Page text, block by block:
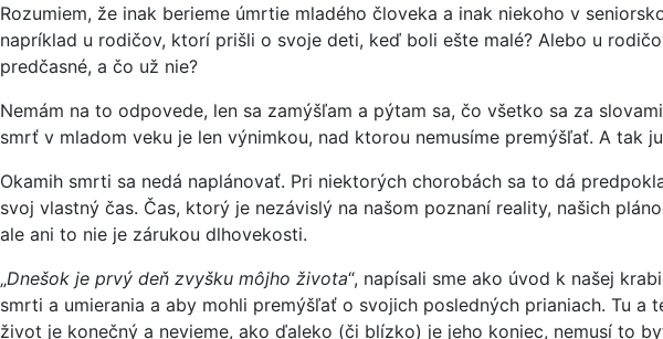
Rozumiem, že inak berieme úmrtie mladého človeka a inak niekoho v
napríklad u rodičov, ktorí prišli o svoje deti, keď boli ešte malé? Alebo u
predčasné, a čo už nie?
Nemám na to odpovede, len sa zamýšľam a pýtam sa, čo všetko sa za
smrť v mladom veku je len výnimkou, nad ktorou nemusíme premýšľať. A tak
Okamih smrti sa nedá naplánovať. Pri niektorých chorobách sa to dá
svoj vlastný čas. Čas, ktorý je nezávislý na našom poznaní reality, našich
ale ani to nie je zárukou dlhovekosti.
„Dnešok je prvý deň zvyšku môjho života“, napísali sme ako úvod k našej
smrti a umierania a aby mohli premýšľať o svojich posledných prianiach. Tu
život je konečný a nevieme, ako ďaleko (či blízko) je jeho koniec, nemusí to